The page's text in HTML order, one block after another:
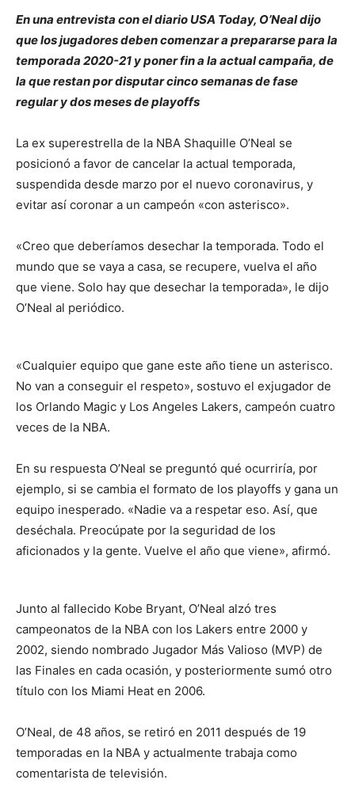
En una entrevista con el diario USA Today, O’Neal dijo
que los jugadores deben comenzar a prepararse para la
temporada 2020-21 y poner fin a la actual campaña, de
la que restan por disputar cinco semanas de fase
regular y dos meses de playoffs
La ex superestrella de la NBA Shaquille O’Neal se
posicionó a favor de cancelar la actual temporada,
suspendida desde marzo por el nuevo coronavirus, y
evitar así coronar a un campeón «con asterisco».
«Creo que deberíamos desechar la temporada. Todo el
mundo que se vaya a casa, se recupere, vuelva el año
que viene. Solo hay que desechar la temporada», le dijo
O’Neal al periódico.
«Cualquier equipo que gane este año tiene un asterisco.
No van a conseguir el respeto», sostuvo el exjugador de
los Orlando Magic y Los Angeles Lakers, campeón cuatro
veces de la NBA.
En su respuesta O’Neal se preguntó qué ocurriría, por
ejemplo, si se cambia el formato de los playoffs y gana un
equipo inesperado. «Nadie va a respetar eso. Así, que
deséchala. Preocúpate por la seguridad de los
aficionados y la gente. Vuelve el año que viene», afirmó.
Junto al fallecido Kobe Bryant, O’Neal alzó tres
campeonatos de la NBA con los Lakers entre 2000 y
2002, siendo nombrado Jugador Más Valioso (MVP) de
las Finales en cada ocasión, y posteriormente sumó otro
título con los Miami Heat en 2006.
O’Neal, de 48 años, se retiró en 2011 después de 19
temporadas en la NBA y actualmente trabaja como
comentarista de televisión.